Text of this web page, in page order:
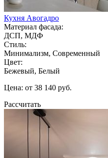
Кухня Авогадро
Материал фасада:
ДСП, МДФ
Стиль:
Минимализм, Современный
Цвет:
Бежевый, Белый
Цена: от 38 140 руб.
Рассчитать